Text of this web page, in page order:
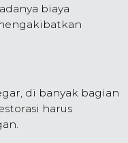
biaya
di banyak bagian
harus